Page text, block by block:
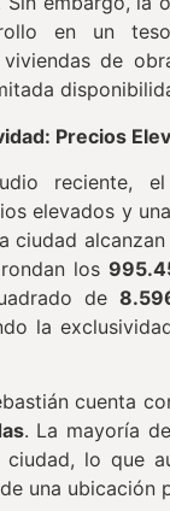
en un
de
Precios
reciente,
elevados y
ciudad
los
de
la
cuenta
. La mayoría
lo que
una ubicación